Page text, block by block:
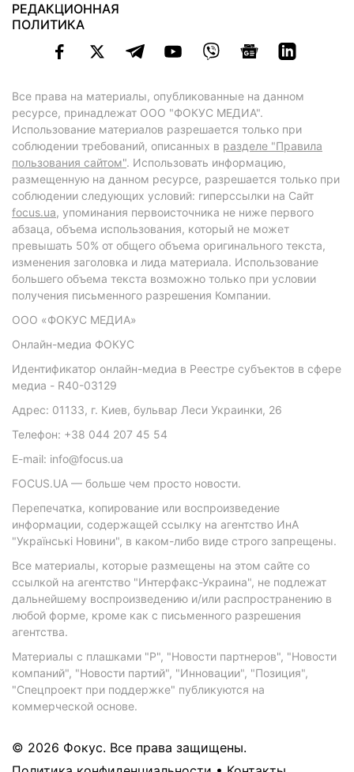
РЕДАКЦИОННАЯ
ПОЛИТИКА
Все права на материалы, опубликованные на данном
ресурсе, принадлежат ООО "ФОКУС МЕДИА".
Использование материалов разрешается только при
соблюдении требований, описанных в разделе "Правила
пользования сайтом". Использовать информацию,
размещенную на данном ресурсе, разрешается только при
соблюдении следующих условий: гиперссылки на Сайт
focus.ua, упоминания первоисточника не ниже первого
абзаца, объема использования, который не может
превышать 50% от общего объема оригинального текста,
изменения заголовка и лида материала. Использование
большего объема текста возможно только при условии
получения письменного разрешения Компании.
ООО «ФОКУС МЕДИА»
Онлайн-медиа ФОКУС
Идентификатор онлайн-медиа в Реестре субъектов в сфере
медиа - R40-03129
Адрес: 01133, г. Киев, бульвар Леси Украинки, 26
Телефон: +38 044 207 45 54
E-mail: info@focus.ua
FOCUS.UA — больше чем просто новости.
Перепечатка, копирование или воспроизведение
информации, содержащей ссылку на агентство ИнА
"Українські Новини", в каком-либо виде строго запрещены.
Все материалы, которые размещены на этом сайте со
ссылкой на агентство "Интерфакс-Украина", не подлежат
дальнейшему воспроизведению и/или распространению в
любой форме, кроме как с письменного разрешения
агентства.
Материалы с плашками "Р", "Новости партнеров", "Новости
компаний", "Новости партий", "Инновации", "Позиция",
"Спецпроект при поддержке" публикуются на
коммерческой основе.
© 2026 Фокус. Все права защищены.